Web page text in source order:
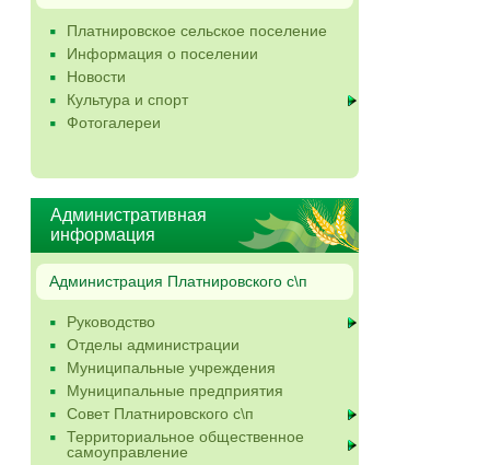
Платнировское сельское поселение
Информация о поселении
Новости
Культура и спорт
Фотогалереи
Административная
информация
Администрация Платнировского с\п
Руководство
Отделы администрации
Муниципальные учреждения
Муниципальные предприятия
Совет Платнировского с\п
Территориальное общественное
самоуправление